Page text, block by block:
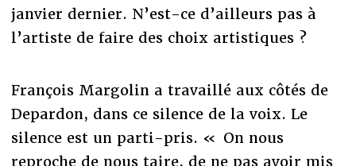
janvier dernier. N’est-ce d’ailleurs pas à
l’artiste de faire des choix artistiques ?
François Margolin a travaillé aux côtés de
Depardon, dans ce silence de la voix. Le
silence est un parti-pris. « On nous
reproche de nous taire, de ne pas avoir mis